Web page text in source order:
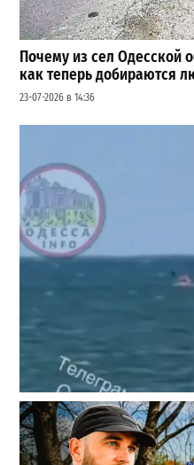
Почему из сел Одесской
как теперь добираются
23-07-2026 в 14:36
Под Одессой уносит в
мужчину: идет
28-07-2026 в 17:51